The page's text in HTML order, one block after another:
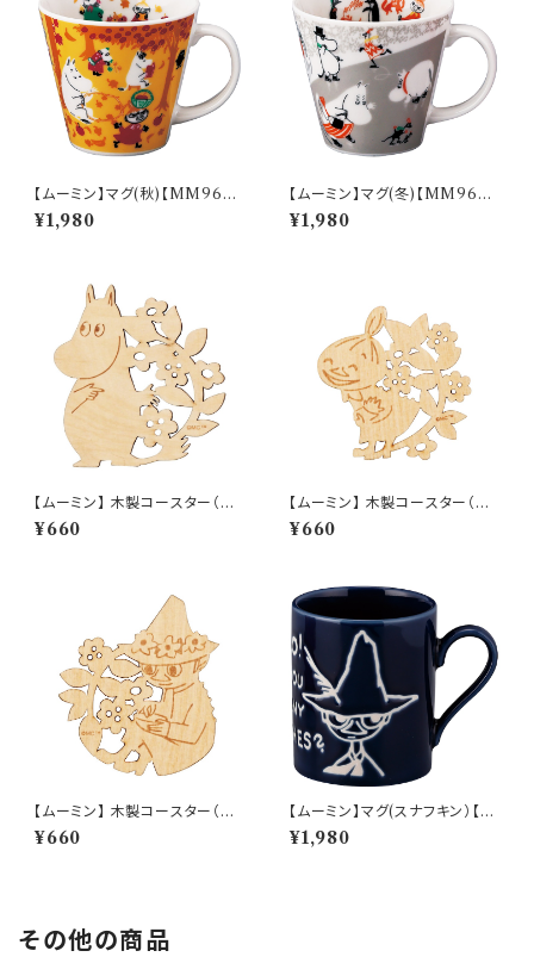
【ムーミン】マグ(秋)【MM960
0】MM9603-11
¥1,980
【ムーミン】マグ(冬)【MM960
0】MM9604-11
¥1,980
【ムーミン】 木製コースター（ム
ーミン）【木製コースター】
¥660
【ムーミン】 木製コースター（リト
ルミイ）【木製コースター】
¥660
【ムーミン】 木製コースター（ス
ナフキン）【木製コースター】
¥660
【ムーミン】マグ(スナフキン）【M
M9000】MM9003-11
¥1,980
その他の商品